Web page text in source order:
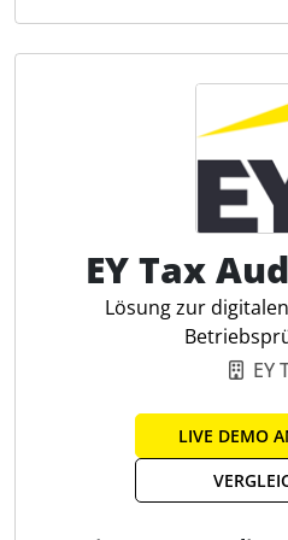
Kontensalden per
die relevanten
werden. Durch das flexible
kann jeder Anwender nur
Berichtseinheiten und
bearbeiten.
On Premises
E-Mail Fristen-
Effizientes
EY Tax
Lösung zur
EY
LIVE DEMO